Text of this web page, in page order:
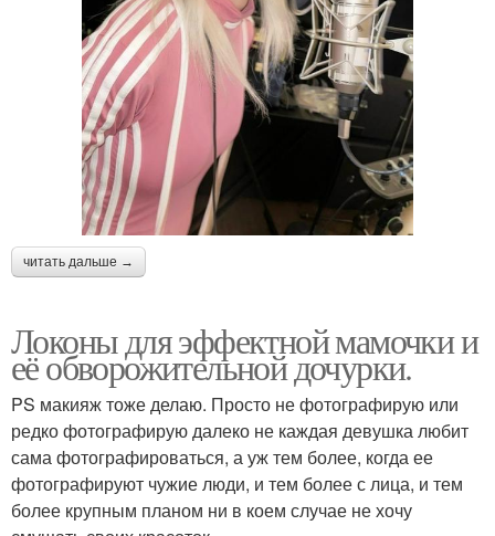
читать дальше →
Локоны для эффектной мамочки и
её обворожительной дочурки.
PS макияж тоже делаю. Просто не фотографирую или
редко фотографирую далеко не каждая девушка любит
сама фотографироваться, а уж тем более, когда ее
фотографируют чужие люди, и тем более с лица, и тем
более крупным планом ни в коем случае не хочу